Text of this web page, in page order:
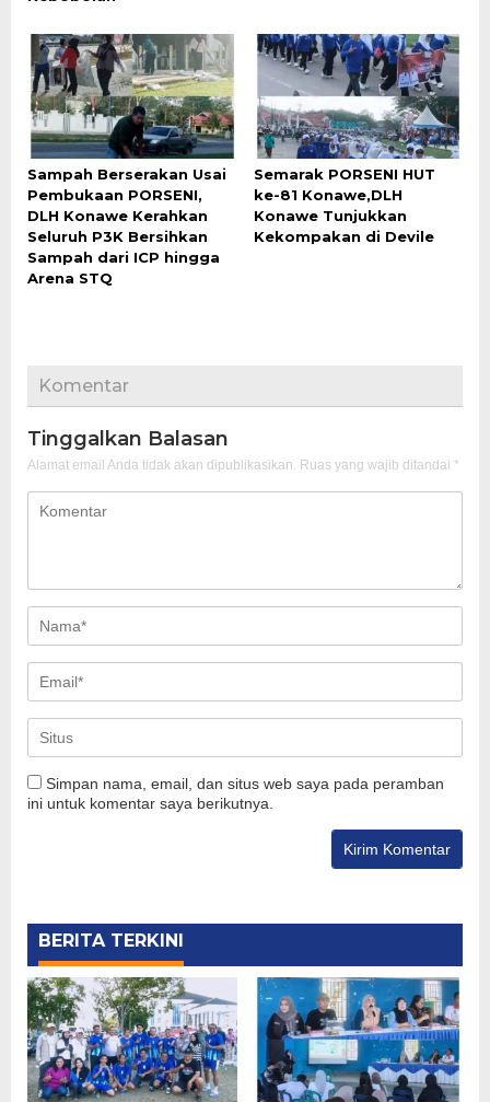
Sampah Berserakan Usai
Pembukaan PORSENI,
DLH Konawe Kerahkan
Seluruh P3K Bersihkan
Sampah dari ICP hingga
Arena STQ
Semarak PORSENI HUT
ke-81 Konawe,DLH
Konawe Tunjukkan
Kekompakan di Devile
Komentar
Tinggalkan Balasan
Alamat email Anda tidak akan dipublikasikan. Ruas yang wajib ditandai *
Simpan nama, email, dan situs web saya pada peramban
ini untuk komentar saya berikutnya.
BERITA TERKINI